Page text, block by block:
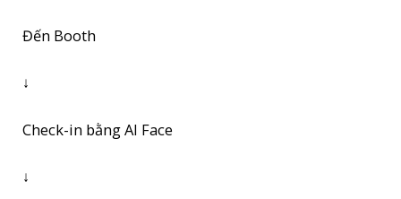
Đến Booth
↓
Check-in bằng AI Face
↓